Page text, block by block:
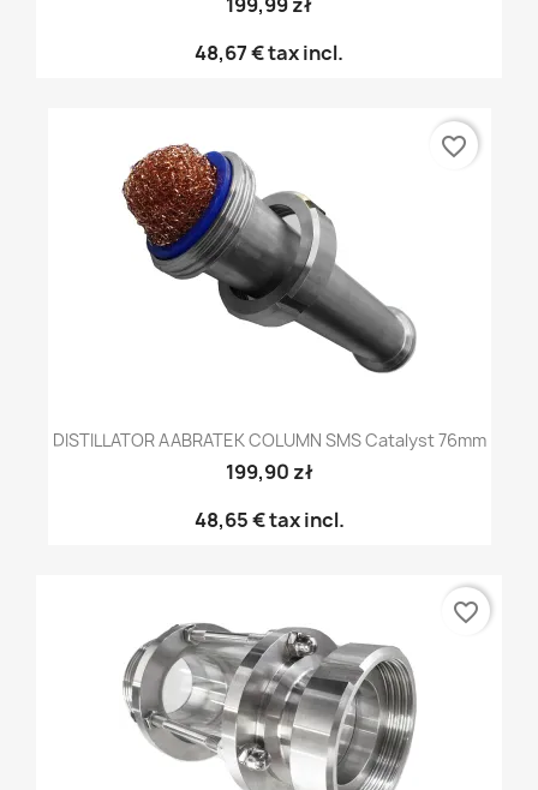
48,67 €tax incl.
DISTILLATOR AABRATEK COLUMN SMS Catalyst 76mm
199,90 zł
48,65 €tax incl.
favorite_border
favorite_border